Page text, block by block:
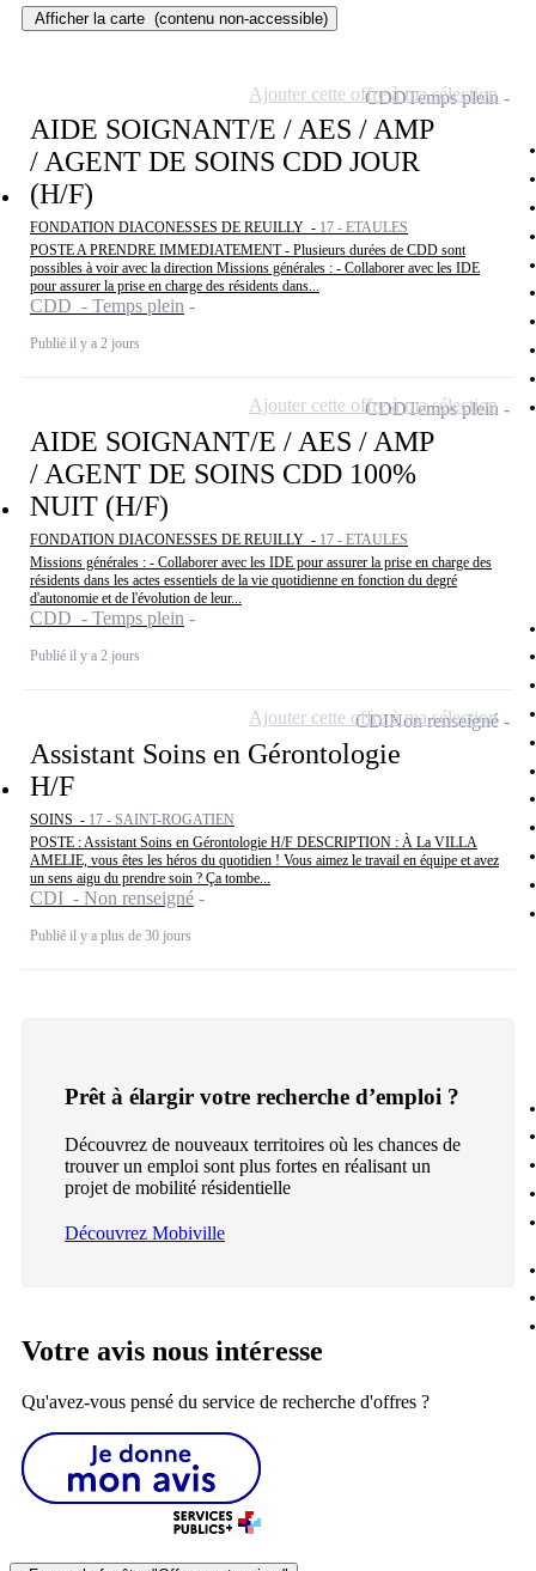
Afficher la carte (contenu non-accessible)
AIDE SOIGNANT/E / AES / AMP
/ AGENT DE SOINS CDD JOUR
(H/F)
FONDATION DIACONESSES DE REUILLY - 17 - ETAULES
POSTE A PRENDRE IMMEDIATEMENT - Plusieurs durées de CDD sont
possibles à voir avec la direction Missions générales : - Collaborer avec les IDE
pour assurer la prise en charge des résidents dans...
CDD - Temps plein
Publié il y a 2 jours
CDDTemps plein
Ajouter cette offre à ma sélection
AIDE SOIGNANT/E / AES / AMP
/ AGENT DE SOINS CDD 100%
NUIT (H/F)
FONDATION DIACONESSES DE REUILLY - 17 - ETAULES
Missions générales : - Collaborer avec les IDE pour assurer la prise en charge des
résidents dans les actes essentiels de la vie quotidienne en fonction du degré
d'autonomie et de l'évolution de leur...
CDD - Temps plein
Publié il y a 2 jours
CDDTemps plein
Ajouter cette offre à ma sélection
Assistant Soins en Gérontologie
H/F
SOINS - 17 - SAINT-ROGATIEN
POSTE : Assistant Soins en Gérontologie H/F DESCRIPTION : À La VILLA
AMELIE, vous êtes les héros du quotidien ! Vous aimez le travail en équipe et avez
un sens aigu du prendre soin ? Ça tombe...
CDI - Non renseigné
Publié il y a plus de 30 jours
CDINon renseigné
Ajouter cette offre à ma sélection
Prêt à élargir votre recherche d’emploi ?
Découvrez de nouveaux territoires où les chances de
trouver un emploi sont plus fortes en réalisant un
projet de mobilité résidentielle
Découvrez Mobiville
Votre avis nous intéresse
Qu'avez-vous pensé du service de recherche d'offres ?